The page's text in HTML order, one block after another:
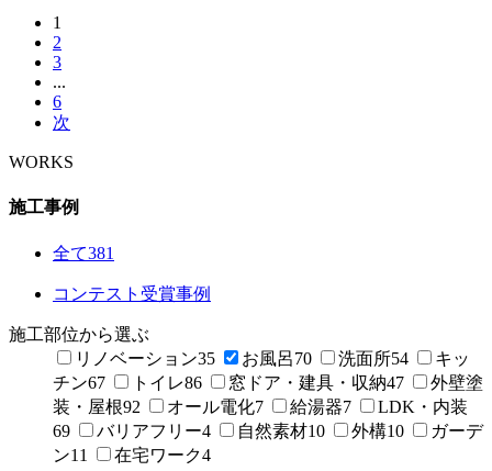
1
2
3
...
6
次
WORKS
施工事例
全て381
コンテスト受賞事例
施工部位から選ぶ
リノベーション35 お風呂70 洗面所54
キッ
チン67 トイレ86 窓ドア・建具・収納47
外壁塗
装・屋根92 オール電化7 給湯器7
LDK・内装
69
バリアフリー4 自然素材10 外構10
ガーデ
ン11 在宅ワーク4